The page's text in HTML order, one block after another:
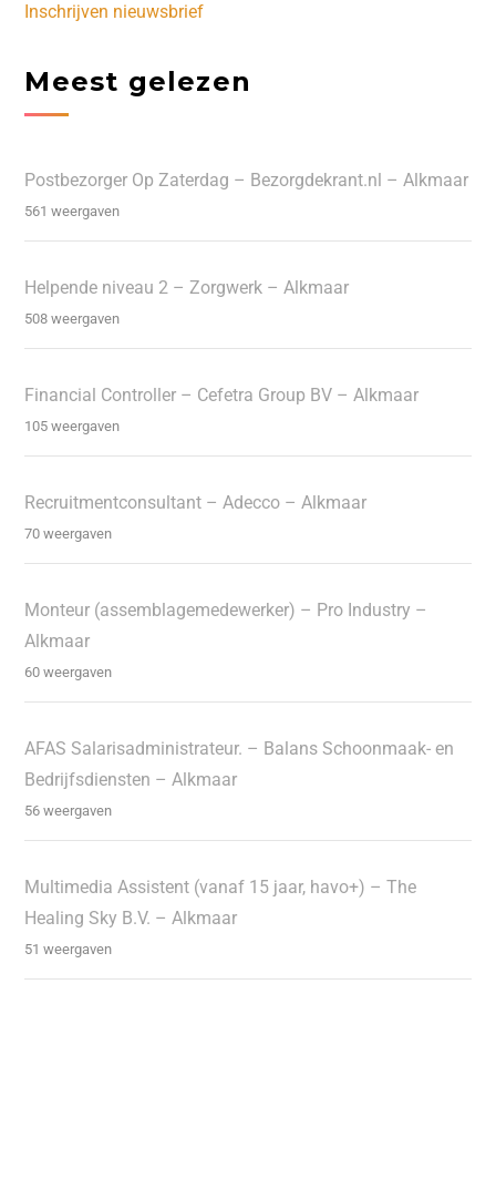
Inschrijven nieuwsbrief
Meest gelezen
Postbezorger Op Zaterdag – Bezorgdekrant.nl – Alkmaar
561 weergaven
Helpende niveau 2 – Zorgwerk – Alkmaar
508 weergaven
Financial Controller – Cefetra Group BV – Alkmaar
105 weergaven
Recruitmentconsultant – Adecco – Alkmaar
70 weergaven
Monteur (assemblagemedewerker) – Pro Industry –
Alkmaar
60 weergaven
AFAS Salarisadministrateur. – Balans Schoonmaak- en
Bedrijfsdiensten – Alkmaar
56 weergaven
Multimedia Assistent (vanaf 15 jaar, havo+) – The
Healing Sky B.V. – Alkmaar
51 weergaven